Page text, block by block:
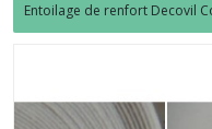
Entoilage de renfort Decovil